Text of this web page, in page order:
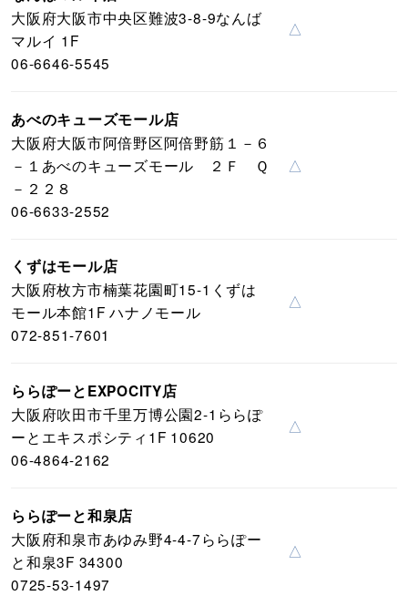
大阪府大阪市中央区難波3-8-9なんば
マルイ 1F
06-6646-5545
△
あべのキューズモール店
大阪府大阪市阿倍野区阿倍野筋１－６
－１あべのキューズモール ２Ｆ Ｑ
－２２８
06-6633-2552
△
くずはモール店
大阪府枚方市楠葉花園町15-1くずは
モール本館1F ハナノモール
072-851-7601
△
ららぽーとEXPOCITY店
大阪府吹田市千里万博公園2-1ららぽ
ーとエキスポシティ1F 10620
06-4864-2162
△
ららぽーと和泉店
大阪府和泉市あゆみ野4-4-7ららぽー
と和泉3F 34300
0725-53-1497
△